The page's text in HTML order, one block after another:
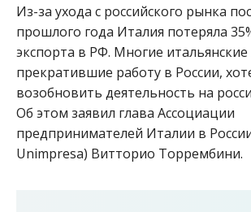
Из-за ухода с российского рынка
прошлого года Италия потеряла
экспорта в РФ. Многие
прекратившие работу в России,
возобновить деятельность на
Об этом заявил глава Ассоциации
предпринимателей Италии в
Unimpresa) Витторио Торрембини.